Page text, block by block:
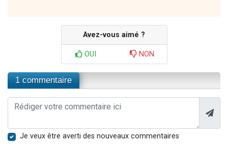
Avez-vous aimé ?
OUI NON
1 commentaire
Je veux être averti des nouveaux commentaires